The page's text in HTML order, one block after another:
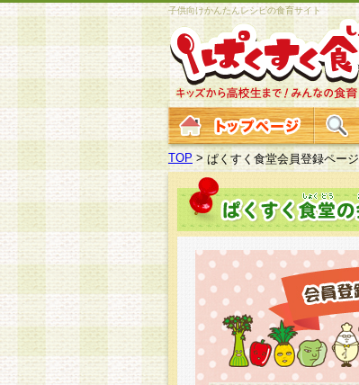
子供向けかんたんレシピの食育サイト
TOP >ぱくすく食堂会員登録ページ